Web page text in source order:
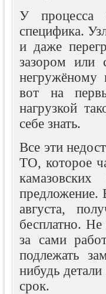
У процесса
специфика.
и даже
зазором или
негружёному
вот на
нагрузкой
себе знать.
Все эти
ТО, которое
предложение.
августа,
бесплатно. Не
за сами
подлежать
нибудь
срок.